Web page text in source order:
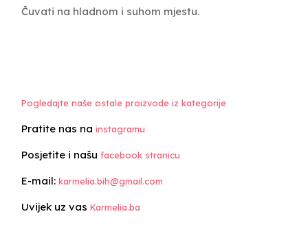
Čuvati na hladnom i suhom mjestu.
Pogledajte naše ostale proizvode iz kategorije
Pratite nas na instagramu
Posjetite i našu facebook stranicu
E-mail: karmelia.bih@gmail.com
Uvijek uz vas Karmelia.ba